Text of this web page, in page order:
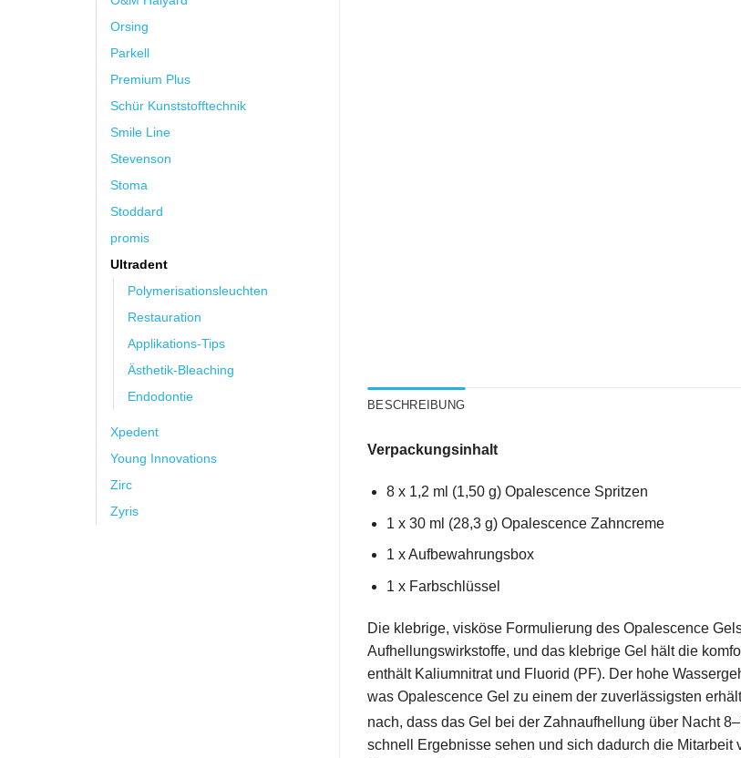
Orsing
Parkell
Premium Plus
Schür Kunststofftechnik
Smile Line
Stevenson
Stoma
Stoddard
promis
Ultradent
Polymerisationsleuchten
Restauration
Applikations-Tips
Ästhetik-Bleaching
Endodontie
Xpedent
Young Innovations
Zirc
Zyris
BESCHREIBUNG
Verpackungsinhalt
8 x 1,2 ml (1,50 g) Opalescence Spritzen
1 x 30 ml (28,3 g) Opalescence Zahncreme
1 x Aufbewahrungsbox
1 x Farbschlüssel
Die klebrige, visköse Formulierung des Opalescence
Aufhellungswirkstoffe, und das klebrige Gel hält die
enthält Kaliumnitrat und Fluorid (PF). Der hohe
was Opalescence Gel zu einem der zuverlässigsten
nach, dass das Gel bei der Zahnaufhellung über Nacht
schnell Ergebnisse sehen und sich dadurch die